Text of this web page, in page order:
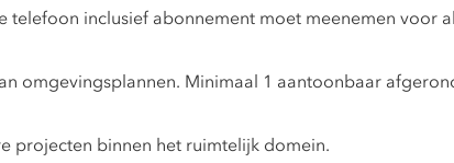
inclusief abonnement moet meenemen voor
omgevingsplannen. Minimaal 1 aantoonbaar
projecten binnen het ruimtelijk domein.